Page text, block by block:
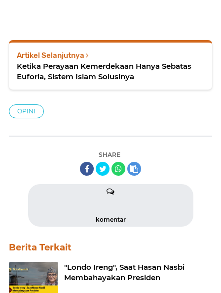
Artikel Selanjutnya
Ketika Perayaan Kemerdekaan Hanya Sebatas
Euforia, Sistem Islam Solusinya
OPINI
SHARE
komentar
Berita Terkait
"Londo Ireng", Saat Hasan Nasbi
Membahayakan Presiden